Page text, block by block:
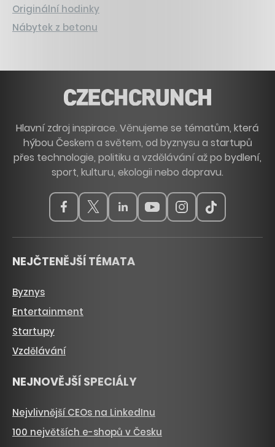
Originální hodinky
Nábytek z betonu
Hlavní zdroj inspirace. Věnujeme se tématům, která
hýbou Českem a světem, od byznysu a startupů
přes technologie, politiku a vzdělávání až po bydlení,
sport, kulturu, ekologii nebo dopravu.
NEJČTENĚJŠÍ TÉMATA
Byznys
Entertainment
Startupy
Vzdělávání
NEJNOVĚJŠÍ SPECIÁLY
Nejvlivnější CEOs na LinkedInu
100 největších e-shopů v Česku